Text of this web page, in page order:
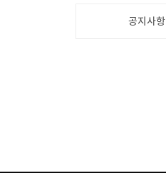
공지사항